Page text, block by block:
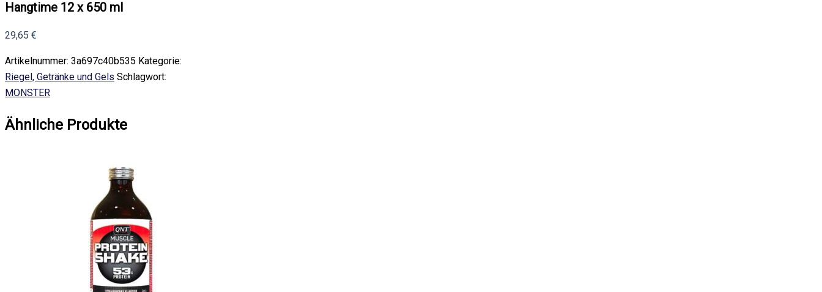
Hangtime 12 x 650 ml
29,65 €
Artikelnummer: 3a697c40b535 Kategorie:
Riegel, Getränke und Gels Schlagwort:
MONSTER
Ähnliche Produkte